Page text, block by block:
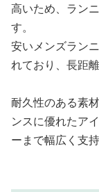
高いため、ラン
す。
安いメンズラン
れており、長距
耐久性のある素
ンスに優れたア
ーまで幅広く支